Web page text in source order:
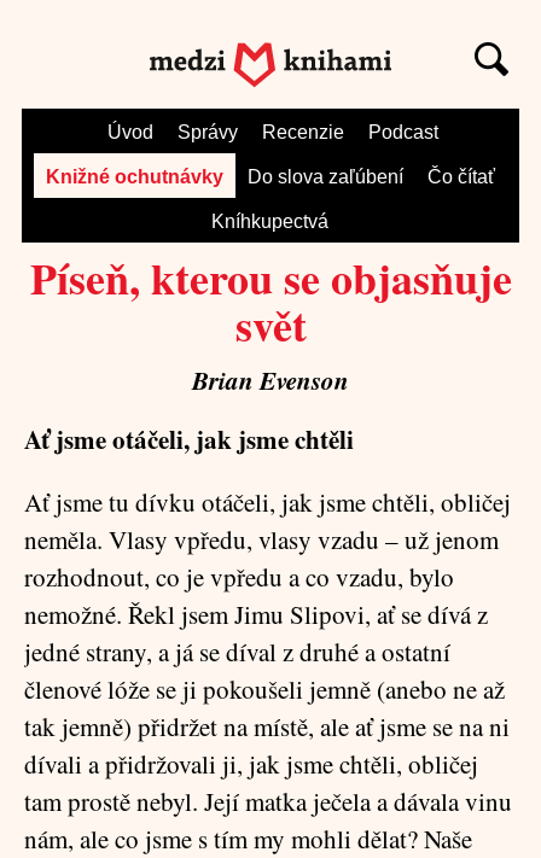
Úvod Správy Recenzie Podcast
Knižné ochutnávky Do slova zaľúbení Čo čítať
Kníhkupectvá
Píseň, kterou se objasňuje
svět
Brian Evenson
Ať jsme otáčeli, jak jsme chtěli
Ať jsme tu dívku otáčeli, jak jsme chtěli, obličej
neměla. Vlasy vpředu, vlasy vzadu – už jenom
rozhodnout, co je vpředu a co vzadu, bylo
nemožné. Řekl jsem Jimu Slipovi, ať se dívá z
jedné strany, a já se díval z druhé a ostatní
členové lóže se ji pokoušeli jemně (anebo ne až
tak jemně) přidržet na místě, ale ať jsme se na ni
dívali a přidržovali ji, jak jsme chtěli, obličej
tam prostě nebyl. Její matka ječela a dávala vinu
nám, ale co jsme s tím my mohli dělat? Naše